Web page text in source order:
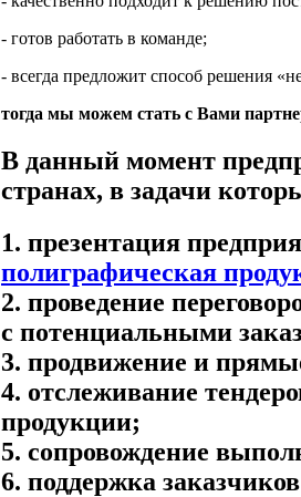
- готов работать в команде;
- всегда предложит способ решения
тогда мы можем стать с Вами
В данный момент
странах, в задачи
1. презентация
полиграфическая
2. проведение
с потенциальными
3. продвижение и
4. отслеживание
продукции;
5. сопровождение
6. поддержка